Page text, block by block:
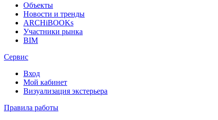
Объекты
Новости и тренды
ARCHiBOOKs
Участники рынка
BIM
Сервис
Вход
Мой кабинет
Визуализация экстерьера
Правила работы